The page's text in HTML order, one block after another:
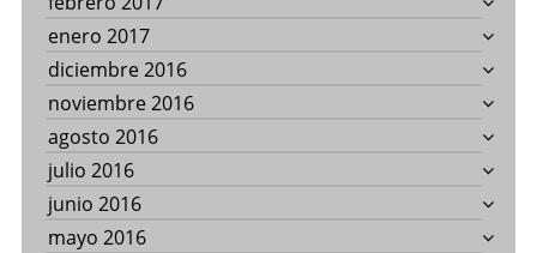
enero 2017
diciembre 2016
noviembre 2016
agosto 2016
julio 2016
junio 2016
mayo 2016